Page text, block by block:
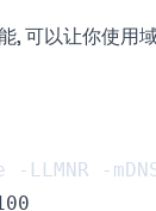
可以让你使用
-LLMNR -